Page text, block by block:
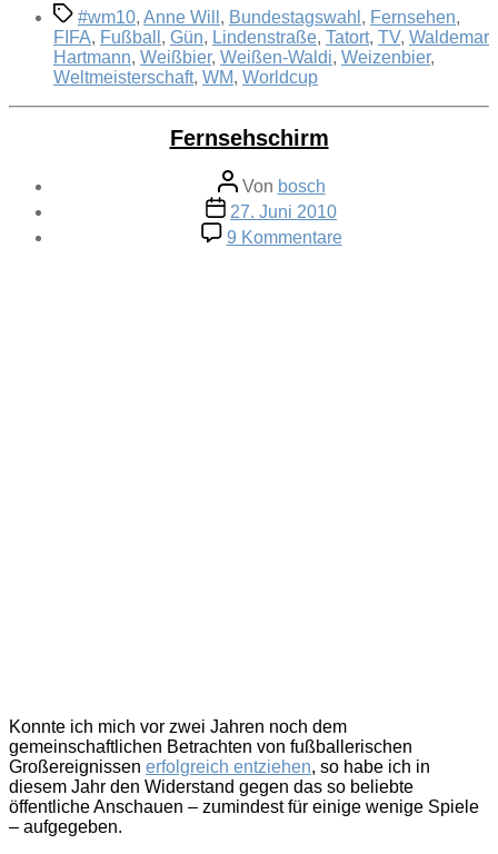
Schlagwörter
#wm10, Anne Will , Bundestagswahl , Fernsehen,
FIFA, Fußball , Gün, Lindenstraße, Tatort, TV, Waldemar
Hartmann, Weißbier, Weißen-Waldi, Weizenbier,
Weltmeisterschaft, WM, Worldcup
Fernsehschirm
Beitragsautor
Von bosch
Veröffentlichungsdatum
27. Juni 2010
9 Kommentarezu
Fernsehschirm
Konnte ich mich vor zwei Jahren noch dem
gemeinschaftlichen Betrachten von fußballerischen
Großereignissen erfolgreich entziehen, so habe ich in
diesem Jahr den Widerstand gegen das so beliebte
öffentliche Anschauen – zumindest für einige wenige Spiele
– aufgegeben.